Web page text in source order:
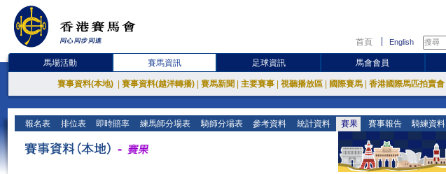
首頁 English
馬場活動 賽馬資訊 足球資訊 馬會會員
賽事資料(本地) 賽事資料(越洋轉播) 賽馬新聞 主要賽事 視聽播放區 國際賽馬 香港國際馬匹拍賣會
報名表 排位表 即時賠率 練馬師分場表 騎師分場表 參考資料 統計資料 賽果 賽事報告 騎練資料